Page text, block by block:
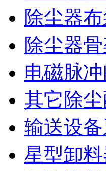
除尘器
除尘器
电磁脉冲
其它除
输送设备
星型卸